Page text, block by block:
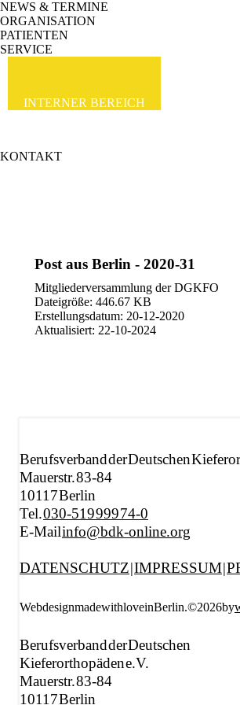
NEWS & TERMINE
ORGANISATION
PATIENTEN
SERVICE
INTERNER BEREICH
KONTAKT
Post aus Berlin - 2020-31
Mitgliederversammlung der DGKFO
Dateigröße: 446.67 KB
Erstellungsdatum: 20-12-2020
Aktualisiert: 22-10-2024
Berufsverband der Deutschen
Mauerstr. 83-84
10117 Berlin
Tel.030-519 999 74-0
E-Mailinfo@bdk-online.org
DATENSCHUTZ|IMPRESSUM|
Webdesign made with love in Berlin. © 2026 by
Berufsverband der Deutschen
Kieferorthopäden e.V.
Mauerstr. 83-84
10117 Berlin